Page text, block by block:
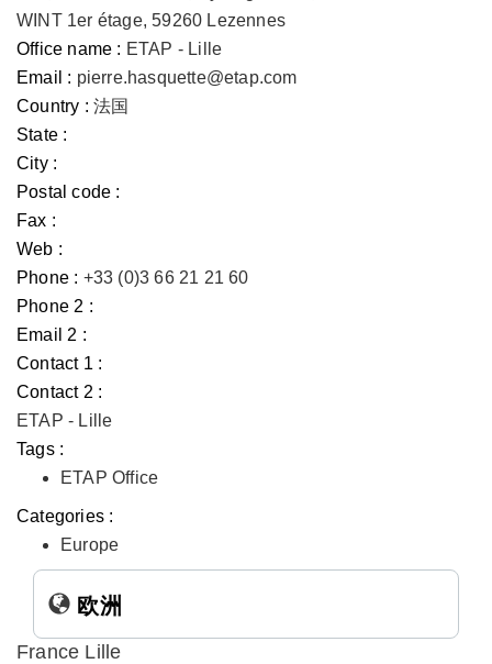
WINT 1er étage, 59260 Lezennes
Office name : ETAP - Lille
Email : pierre.hasquette@etap.com
Country : 法国
State :
City :
Postal code :
Fax :
Web :
Phone : +33 (0)3 66 21 21 60
Phone 2 :
Email 2 :
Contact 1 :
Contact 2 :
ETAP - Lille
Tags :
ETAP Office
Categories :
Europe
欧洲
France Lille